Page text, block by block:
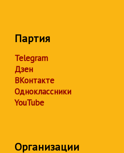
Партия
Telegram
Дзен
ВКонтакте
Одноклассники
YouTube
Организации